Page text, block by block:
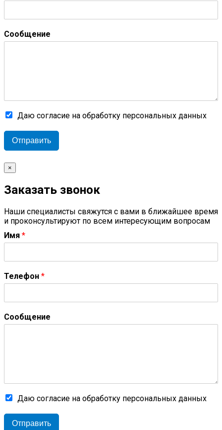
Сообщение
Даю согласие на обработку персональных данных
Отправить
×
Заказать звонок
Наши специалисты свяжутся с вами в ближайшее время
и проконсультируют по всем интересующим вопросам
Имя *
Телефон *
Сообщение
Даю согласие на обработку персональных данных
Отправить